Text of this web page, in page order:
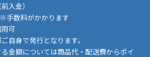
入金）
手数料がかかります
可
自身で発行となります。
金額については商品代・配送費からポイ